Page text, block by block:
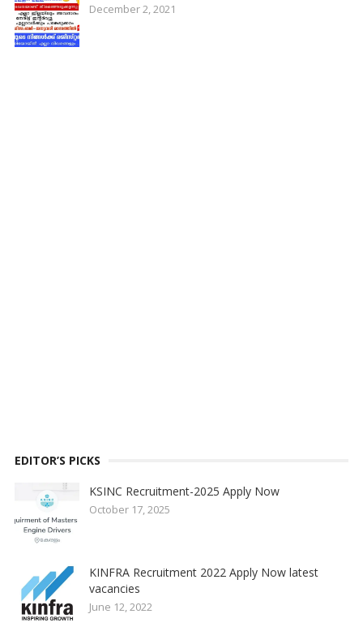
December 2, 2021
EDITOR’S PICKS
KSINC Recruitment-2025 Apply Now
October 17, 2025
KINFRA Recruitment 2022 Apply Now latest
vacancies
June 12, 2022